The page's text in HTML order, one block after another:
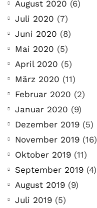
August 2020 (6)
Juli 2020 (7)
Juni 2020 (8)
Mai 2020 (5)
April 2020 (5)
März 2020 (11)
Februar 2020 (2)
Januar 2020 (9)
Dezember 2019 (5)
November 2019 (16)
Oktober 2019 (11)
September 2019 (4)
August 2019 (9)
Juli 2019 (5)